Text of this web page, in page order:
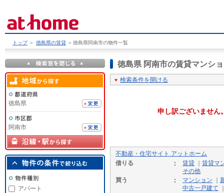
トップ ＞ 徳島県の賃貸 ＞ 徳島県阿南市の物件一覧
徳島県 阿南市の賃貸マンシ
検索条件を開ける
申し訳ございません
不動産・住宅サイト アットホーム
借りる
賃貸
賃貸マ
その他
買う
マンション
中古一戸建て
徳島県
阿南市
アパート